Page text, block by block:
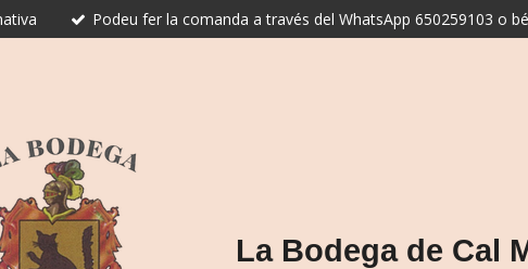
Podeu fer la comanda a través del WhatsApp 650259103 o
La Bodega de Cal